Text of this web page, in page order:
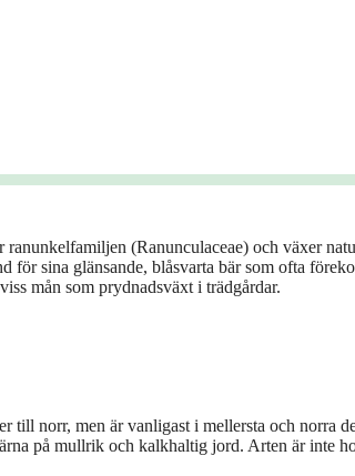
(Ranunculaceae) och växer
för sina glänsande, blåsvarta bär som ofta
mån som prydnadsväxt i trädgårdar.
till norr, men är vanligast i mellersta och norra
på mullrik och kalkhaltig jord. Arten är inte